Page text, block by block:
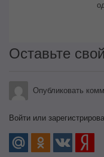
Оставьте
Опубликовать
Войти или